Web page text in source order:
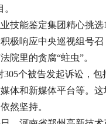
技能鉴定集团精心挑
极响应中央巡视组号
院里的贪腐“蛀虫”。
305个被告发起诉讼，包
体和新媒体平台等。
然坚持。